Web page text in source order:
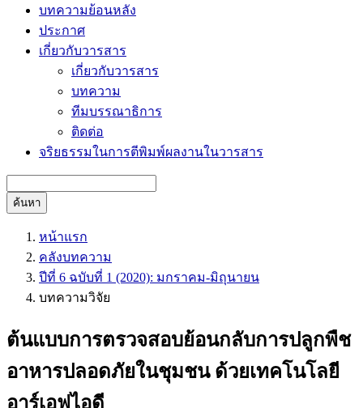
บทความย้อนหลัง
ประกาศ
เกี่ยวกับวารสาร
เกี่ยวกับวารสาร
บทความ
ทีมบรรณาธิการ
ติดต่อ
จริยธรรมในการตีพิมพ์ผลงานในวารสาร
ค้นหา
หน้าแรก
คลังบทความ
ปีที่ 6 ฉบับที่ 1 (2020): มกราคม-มิถุนายน
บทความวิจัย
ต้นแบบการตรวจสอบย้อนกลับการปลูกพืช
อาหารปลอดภัยในชุมชน ด้วยเทคโนโลยี
อาร์เอฟไอดี